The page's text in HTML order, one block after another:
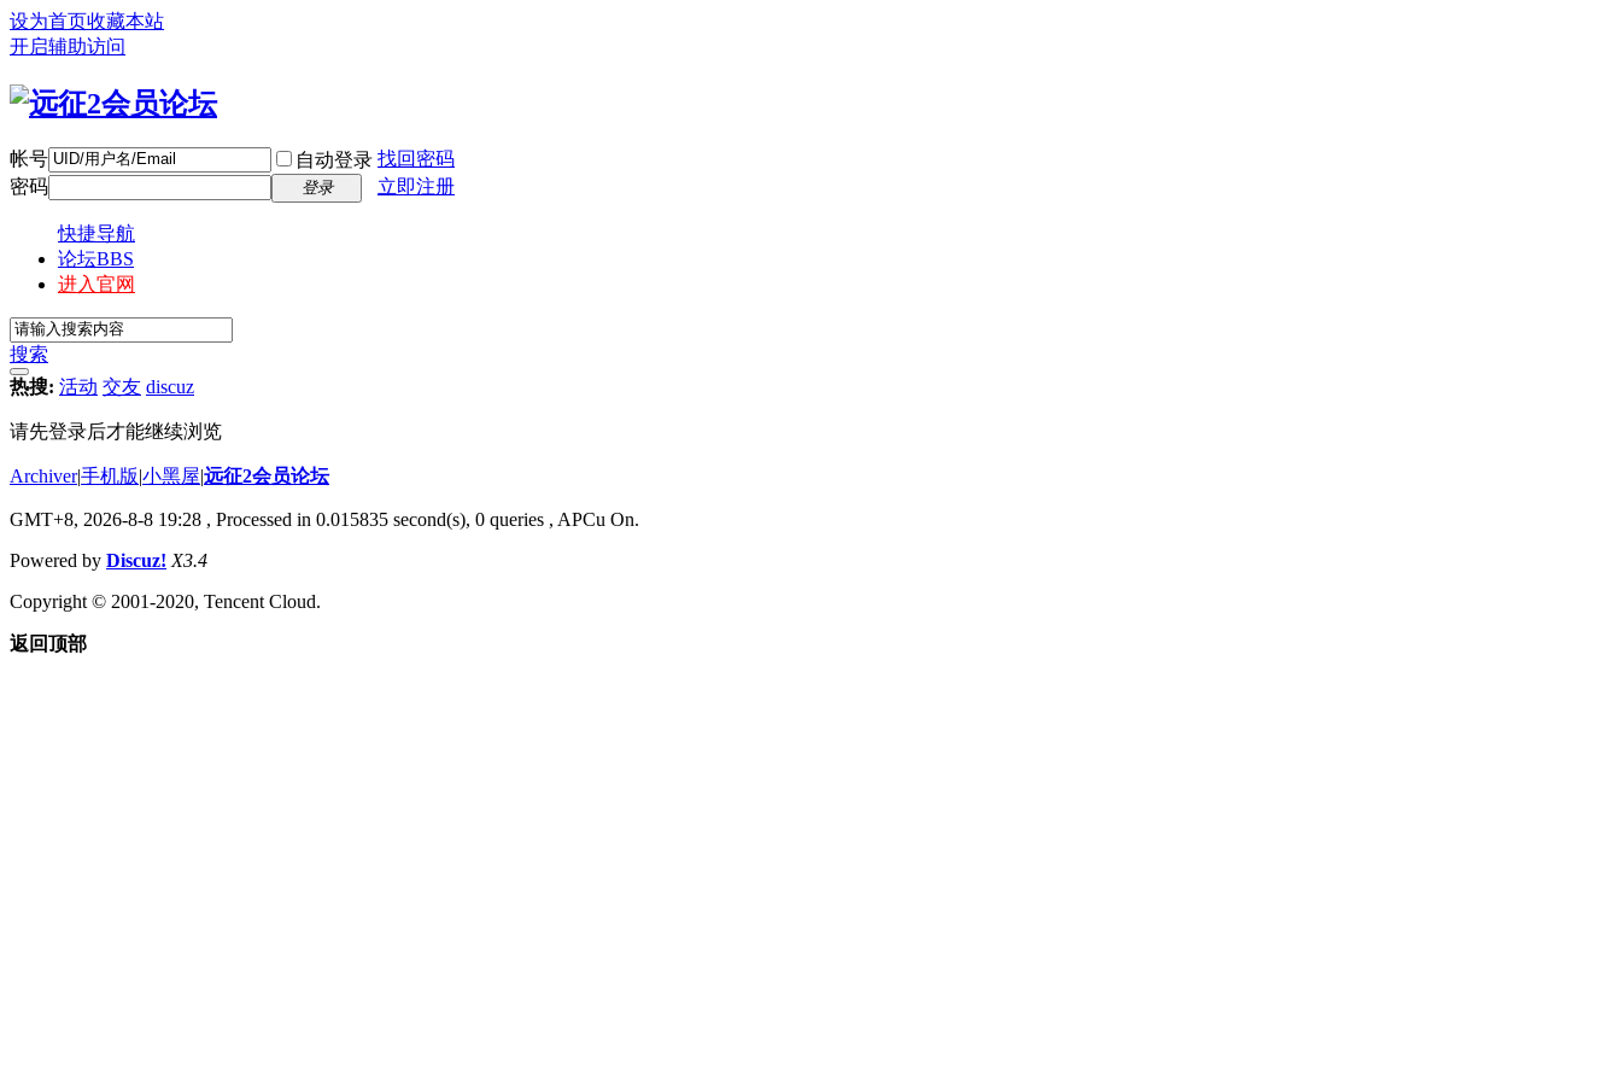
设为首页收藏本站
开启辅助访问
帐号 自动登录 找回密码
密码
登录 立即注册
快捷导航
论坛BBS
进入官网
搜索
热搜: 活动 交友 discuz
请先登录后才能继续浏览
Archiver|手机版|小黑屋|远征2会员论坛
GMT+8, 2026-8-8 19:28 , Processed in 0.015835 second(s), 0 queries , APCu On.
Powered by Discuz! X3.4
Copyright © 2001-2020, Tencent Cloud.
返回顶部